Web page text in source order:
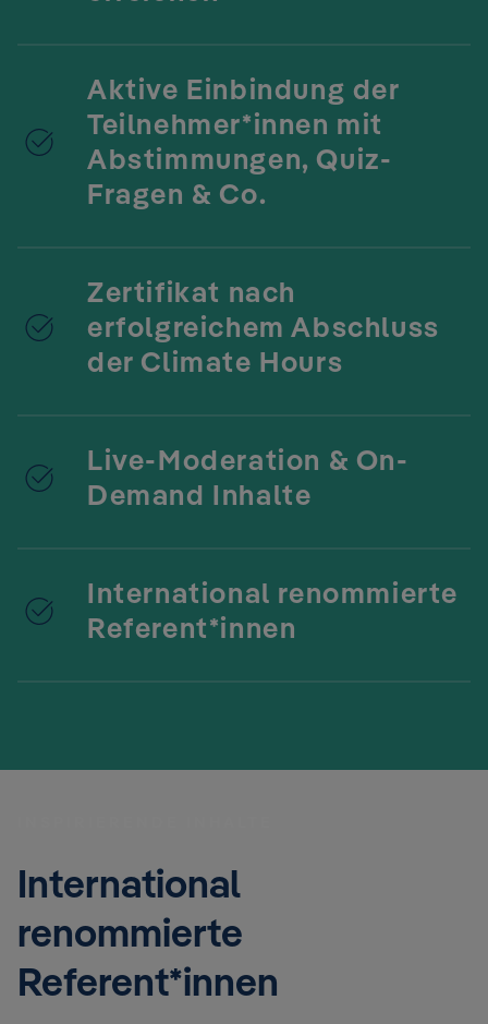
Aktive Einbindung der
Teilnehmer*innen mit
Abstimmungen, Quiz-
Fragen & Co.
Zertifikat nach
erfolgreichem Abschluss
der Climate Hours
Live-Moderation & On-
Demand Inhalte
International renommierte
Referent*innen
International
renommierte
Referent*innen